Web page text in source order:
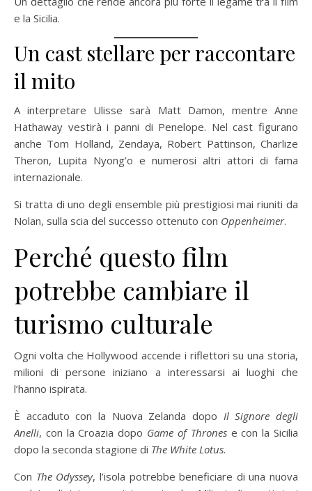
e la Sicilia.
Un cast stellare per raccontare
il mito
A interpretare Ulisse sarà Matt Damon, mentre Anne
Hathaway vestirà i panni di Penelope. Nel cast figurano
anche Tom Holland, Zendaya, Robert Pattinson, Charlize
Theron, Lupita Nyong’o e numerosi altri attori di fama
internazionale.
Si tratta di uno degli ensemble più prestigiosi mai riuniti da
Nolan, sulla scia del successo ottenuto con Oppenheimer.
Perché questo film
potrebbe cambiare il
turismo culturale
Ogni volta che Hollywood accende i riflettori su una storia,
milioni di persone iniziano a interessarsi ai luoghi che
l’hanno ispirata.
È accaduto con la Nuova Zelanda dopo Il Signore degli
Anelli, con la Croazia dopo Game of Thronese con la Sicilia
dopo la seconda stagione di The White Lotus.
Con The Odyssey, l’isola potrebbe beneficiare di una nuova